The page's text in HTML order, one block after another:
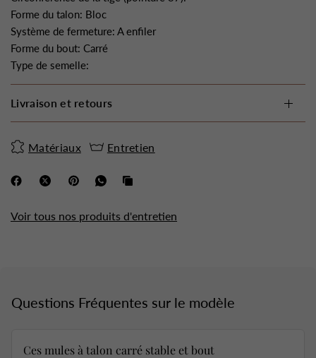
Forme du talon: Bloc
Système de fermeture: A enfiler
Forme du bout: Carré
Type de semelle:
Livraison et retours
Matériaux Entretien
Voir tous nos produits d'entretien
Questions Fréquentes sur le modèle
Ces mules à talon carré stable et bout